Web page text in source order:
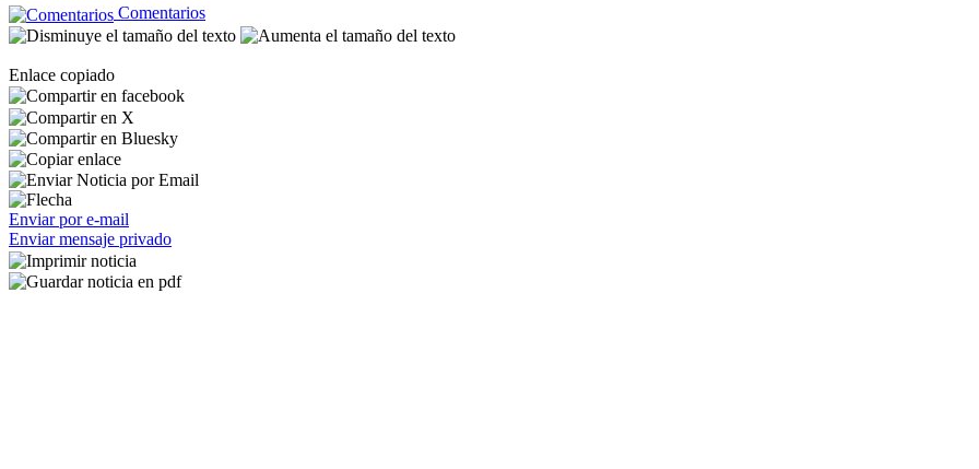
Comentarios
Enlace copiado
Enviar por e-mail
Enviar mensaje privado